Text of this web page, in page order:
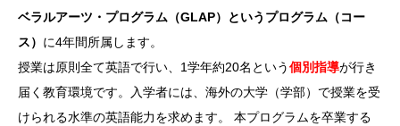
ベラルアーツ・プログラム（GLAP）というプログラム（コー
ス） に4年間所属します。
授業は原則全て英語で行い、1学年約20名という個別指導が行き
届く教育環境です。入学者には、海外の大学（学部）で授業を受
けられる水準の英語能力を求めます。 本プログラムを卒業する